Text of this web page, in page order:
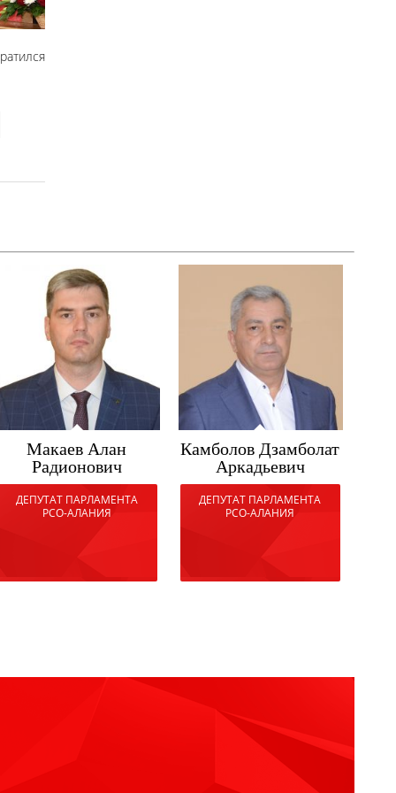
Макаев Алан
Радионович
ДЕПУТАТ ПАРЛАМЕНТА
РСО-АЛАНИЯ
Камболов Дзамболат
Аркадьевич
ДЕПУТАТ ПАРЛАМЕНТА
РСО-АЛАНИЯ